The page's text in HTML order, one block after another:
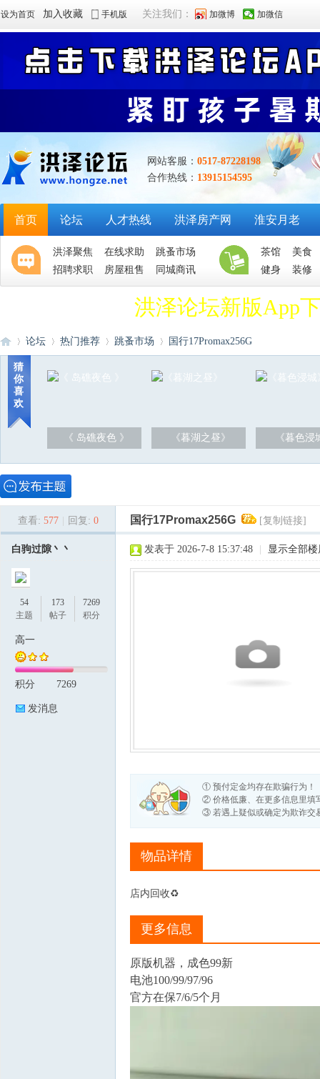
设为首页 加入收藏 手机版 关注我们： 加微博 加微信
网站客服： 0517-87228198
合作热线： 13915154595
首页 论坛 人才热线 洪泽房产网 淮安月老
洪泽聚焦 在线求助
跳蚤市场
招聘求职
房屋租售 同城商讯
茶馆
美食
健身
装修
洪泽论坛新版App
»
论坛 热门推荐 跳蚤市场 国行17Promax256G
猜
你
喜
欢
《 岛礁夜色 》 《暮湖之昼》 《暮色浸
查看: 577 回复: 0 国行17Promax256G [复制链接]
白驹过隙丶丶
54
主题
173
帖子
7269
积分
高一
积分 7269
发消息
发表于 2026-7-8 15:37:48 显示全部楼
① 预付定金均存在欺骗行为！
② 价格低廉、在更多信息里填
③ 若遇上疑似或确定为欺诈交
物品详情
店内回收♻️
更多信息
​原版机器，成色99新
​电池100/99/97/96
官方​在保7/6/5个月